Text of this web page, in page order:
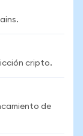
cripto.
de